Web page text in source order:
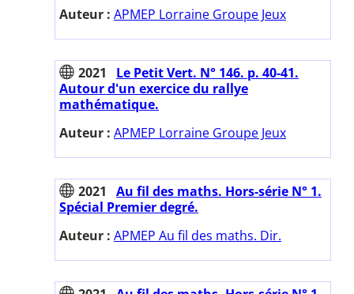
Auteur : APMEP Lorraine Groupe Jeux
2021
Le Petit Vert. N° 146. p. 40-41.
Autour d'un exercice du rallye
mathématique.
Auteur : APMEP Lorraine Groupe Jeux
2021
Au fil des maths. Hors-série N° 1.
Spécial Premier degré.
Auteur : APMEP Au fil des maths. Dir.